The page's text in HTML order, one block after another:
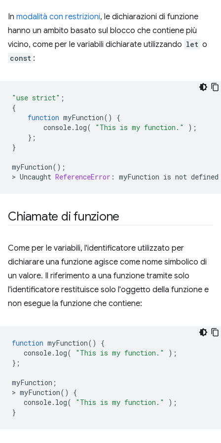
In modalità con restrizioni, le dichiarazioni di funzione
hanno un ambito basato sul blocco che contiene più
vicino, come per le variabili dichiarate utilizzando let o
const :
"use strict" ;
{
function myFunction()
{
console. log( "This is my function."
);
};
}
myFunction();
> Uncaught ReferenceError : myFunction is not defined
Chiamate di funzione
Come per le variabili, l'identificatore utilizzato per
dichiarare una funzione agisce come nome simbolico di
un valore. Il riferimento a una funzione tramite solo
l'identificatore restituisce solo l'oggetto della funzione e
non esegue la funzione che contiene:
function myFunction()
{
console. log( "This is my function."
);
};
myFunction ;
> myFunction()
{
console. log( "This is my function."
);
}